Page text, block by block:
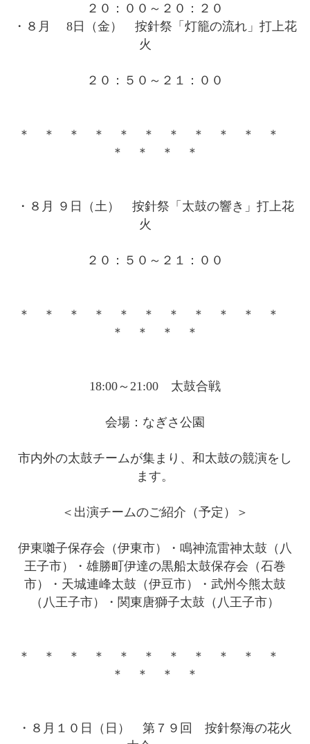
２０：００～２０：２０
・８月 8日（金） 按針祭「灯籠の流れ」打上花
火
２０：５０～２１：００
＊ ＊ ＊ ＊ ＊ ＊ ＊ ＊ ＊ ＊ ＊
＊ ＊ ＊ ＊
・８月 ９日（土） 按針祭「太鼓の響き」打上花
火
２０：５０～２１：００
＊ ＊ ＊ ＊ ＊ ＊ ＊ ＊ ＊ ＊ ＊
＊ ＊ ＊ ＊
18:00～21:00 太鼓合戦
会場：なぎさ公園
市内外の太鼓チームが集まり、和太鼓の競演をし
ます。
＜出演チームのご紹介（予定）＞
伊東囃子保存会（伊東市）・鳴神流雷神太鼓（八
王子市）・雄勝町伊達の黒船太鼓保存会（石巻
市）・天城連峰太鼓（伊豆市）・武州今熊太鼓
（八王子市）・関東唐獅子太鼓（八王子市）
＊ ＊ ＊ ＊ ＊ ＊ ＊ ＊ ＊ ＊ ＊
＊ ＊ ＊ ＊
・８月１０日（日） 第７９回 按針祭海の花火